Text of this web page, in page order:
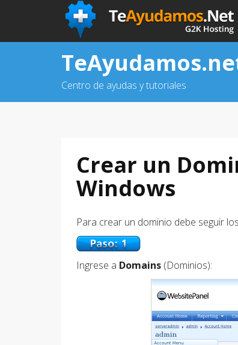
Centro de ayudas y tutoriales
Crear un
Windows
Para crear un dominio debe seguir
Ingrese a Domains (Dominios):